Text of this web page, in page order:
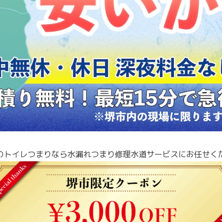
トイレつまりなら水漏れつまり修理水道サービスにお任せく